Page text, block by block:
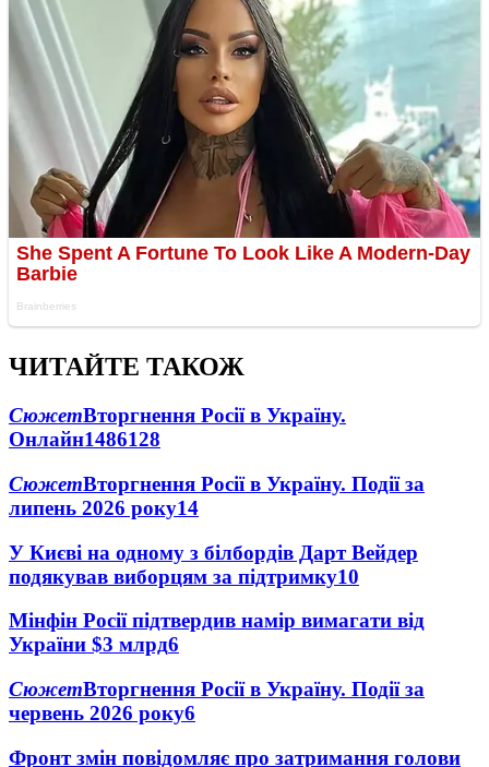
ЧИТАЙТЕ ТАКОЖ
СюжетВторгнення Росії в Україну.
Онлайн1486128
СюжетВторгнення Росії в Україну. Події за
липень 2026 року14
У Києві на одному з білбордів Дарт Вейдер
подякував виборцям за підтримку10
Мінфін Росії підтвердив намір вимагати від
України $3 млрд6
СюжетВторгнення Росії в Україну. Події за
червень 2026 року6
Фронт змін повідомляє про затримання голови